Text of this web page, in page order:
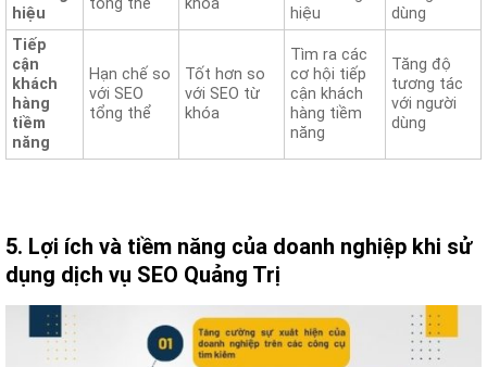
hiệu
hiệu
dùng
Tiếp
cận
khách
hàng
tiềm
năng
Hạn chế so
với SEO
tổng thể
Tốt hơn so
với SEO từ
khóa
Tìm ra các
cơ hội tiếp
cận khách
hàng tiềm
năng
Tăng độ
tương tác
với người
dùng
5. Lợi ích và tiềm năng của doanh nghiệp khi sử
dụng dịch vụ SEO Quảng Trị